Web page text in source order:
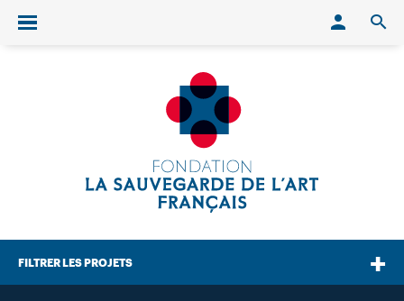
Ouvrir/fermer le menu
FILTRER LES PROJETS